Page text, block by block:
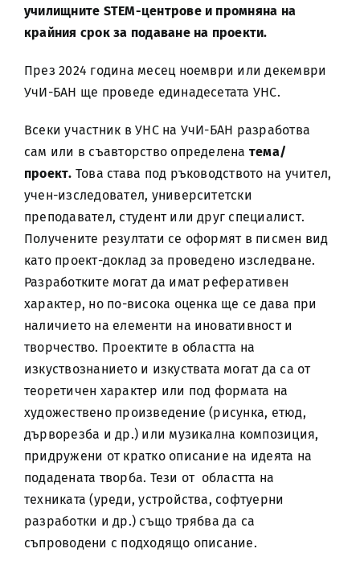
училищните STEM-центрове и промняна на
крайния срок за подаване на проекти.
През 2024 година месец ноември или декември
УчИ-БАН ще проведе единадесетата УНС.
Всеки участник в УНС на УчИ-БАН разработва
сам или в съавторство определена тема/
проект. Това става под ръководството на учител,
учен-изследовател, университетски
преподавател, студент или друг специалист.
Получените резултати се оформят в писмен вид
като проект-доклад за проведено изследване.
Разработките могат да имат реферативен
характер, но по-висока оценка ще се дава при
наличието на елементи на иновативност и
творчество. Проектите в областта на
изкуствознанието и изкуствата могат да са от
теоретичен характер или под формата на
художествено произведение (рисунка, етюд,
дърворезба и др.) или музикална композиция,
придружени от кратко описание на идеята на
подадената творба. Тези от областта на
техниката (уреди, устройства, софтуерни
разработки и др.) също трябва да са
съпроводени с подходящо описание.